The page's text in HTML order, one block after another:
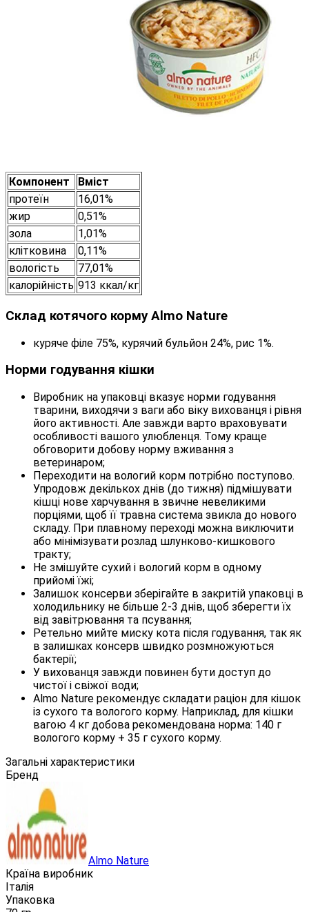
Компонент
Вміст
протеїн
16,01%
жир
0,51%
зола
1,01%
клітковина
0,11%
вологість
77,01%
калорійність 913 ккал/кг
Склад котячого корму Almo Nature
куряче філе 75%, курячий бульйон 24%, рис 1%.
Норми годування кішки
Виробник на упаковці вказує норми годування
тварини, виходячи з ваги або віку вихованця і рівня
його активності. Але завжди варто враховувати
особливості вашого улюбленця. Тому краще
обговорити добову норму вживання з
ветеринаром;
Переходити на вологий корм потрібно поступово.
Упродовж декількох днів (до тижня) підмішувати
кішці нове харчування в звичне невеликими
порціями, щоб її травна система звикла до нового
складу. При плавному переході можна виключити
або мінімізувати розлад шлунково-кишкового
тракту;
Не змішуйте сухий і вологий корм в одному
прийомі їжі;
Залишок консерви зберігайте в закритій упаковці в
холодильнику не більше 2-3 днів, щоб зберегти їх
від завітрювання та псування;
Ретельно мийте миску кота після годування, так як
в залишках консерв швидко розмножуються
бактерії;
У вихованця завжди повинен бути доступ до
чистої і свіжої води;
Almo Nature рекомендує складати раціон для кішок
із сухого та вологого корму. Наприклад, для кішки
вагою 4 кг добова рекомендована норма: 140 г
вологого корму + 35 г сухого корму.
Загальні характеристики
Бренд
Almo Nature
Країна виробник
Італія
Упаковка